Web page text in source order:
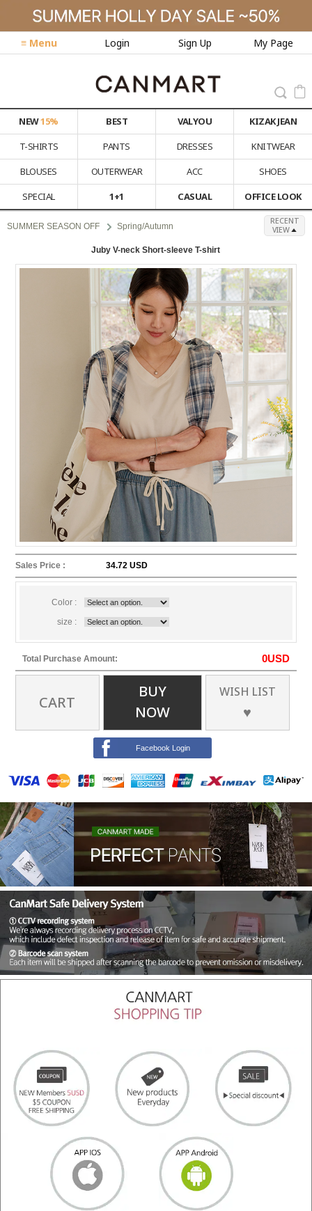
≡ Menu Login Sign Up My Page
NEW15% BEST VALYOU
KIZAK JEAN
T-SHIRTS
PANTS DRESSES
KNITWEAR
BLOUSES
OUTERWEAR ACC
SHOES
SPECIAL
1+1 CASUAL OFFICE LOOK
SUMMER SEASON OFF Spring/Autumn
RECENT
VIEW
Juby V-neck Short-sleeve T-shirt
Sales Price : 34.72 USD
Color :
size :
Total Purchase Amount: 0USD
CART
BUY
NOW
WISH LIST
♥
Facebook Login